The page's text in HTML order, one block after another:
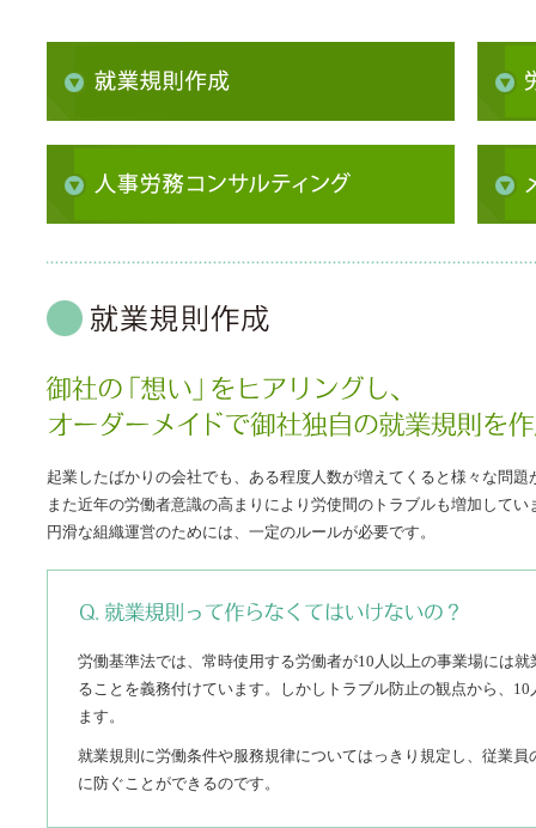
起業したばかりの会社でも、ある程度人数が増えてくると様々な問題
また近年の労働者意識の高まりにより労使間のトラブルも増加してい
円滑な組織運営のためには、一定のルールが必要です。
労働基準法では、常時使用する労働者が10人以上の事業場には
ることを義務付けています。しかしトラブル防止の観点から、
ます。
就業規則に労働条件や服務規律についてはっきり規定し、従業
に防ぐことができるのです。